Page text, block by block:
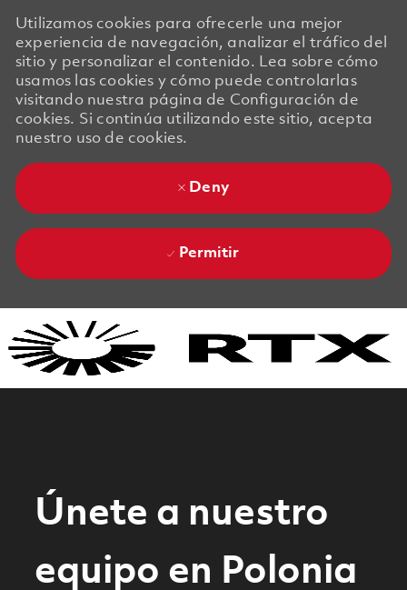
Utilizamos cookies para ofrecerle una mejor
experiencia de navegación, analizar el tráfico del
sitio y personalizar el contenido. Lea sobre cómo
usamos las cookies y cómo puede controlarlas
visitando nuestra página de Configuración de
cookies. Si continúa utilizando este sitio, acepta
nuestro uso de cookies.
Deny
Permitir
Únete a nuestro
equipo en Polonia